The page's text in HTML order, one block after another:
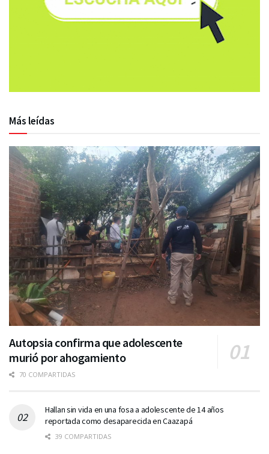
Más leídas
Autopsia confirma que adolescente
murió por ahogamiento
70 COMPARTIDAS
Hallan sin vida en una fosa a adolescente de 14 años
reportada como desaparecida en Caazapá
39 COMPARTIDAS